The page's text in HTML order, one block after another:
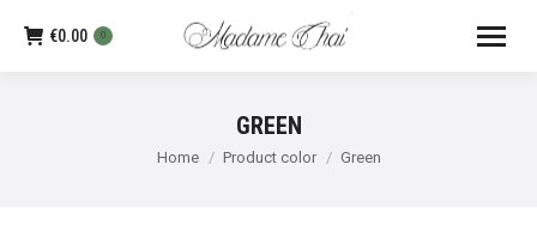
€0.00 0
GREEN
Je bent hier:
Home Product color Green